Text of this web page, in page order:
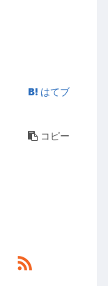
はてブ
コピー